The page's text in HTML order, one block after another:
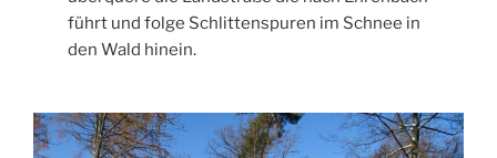
führt und folge Schlittenspuren im Schnee in
den Wald hinein.